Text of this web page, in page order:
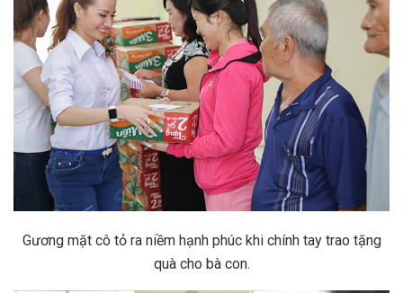
Gương mặt cô tỏ ra niềm hạnh phúc khi chính tay trao tặng
quà cho bà con.